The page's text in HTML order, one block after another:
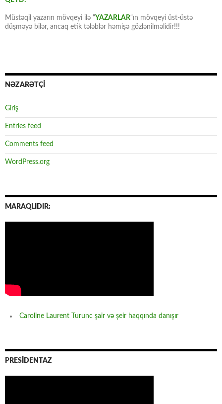
Müstəqil yazarın mövqeyi ilə “YAZARLAR“ın mövqeyi üst-üstə
düşməyə bilər, ancaq etik tələblər həmişə gözlənilməlidir!!!
NƏZARƏTÇİ
Giriş
Entries feed
Comments feed
WordPress.org
MARAQLIDIR:
Caroline Laurent Turunc şair və şeir haqqında danışır
PRESİDENTAZ